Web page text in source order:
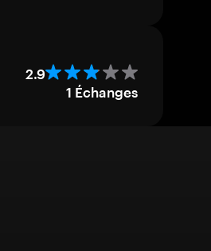
2.9
1 Échanges